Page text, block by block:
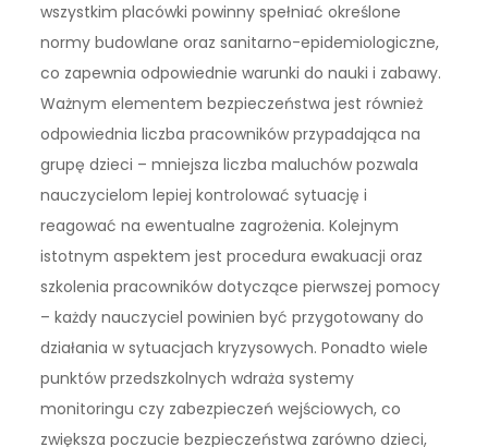
wszystkim placówki powinny spełniać określone
normy budowlane oraz sanitarno-epidemiologiczne,
co zapewnia odpowiednie warunki do nauki i zabawy.
Ważnym elementem bezpieczeństwa jest również
odpowiednia liczba pracowników przypadająca na
grupę dzieci – mniejsza liczba maluchów pozwala
nauczycielom lepiej kontrolować sytuację i
reagować na ewentualne zagrożenia. Kolejnym
istotnym aspektem jest procedura ewakuacji oraz
szkolenia pracowników dotyczące pierwszej pomocy
– każdy nauczyciel powinien być przygotowany do
działania w sytuacjach kryzysowych. Ponadto wiele
punktów przedszkolnych wdraża systemy
monitoringu czy zabezpieczeń wejściowych, co
zwiększa poczucie bezpieczeństwa zarówno dzieci,